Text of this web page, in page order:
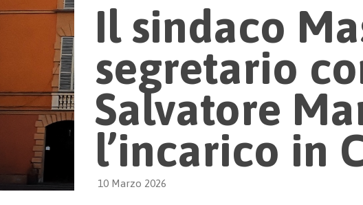
Il sindaco
segretario
Salvatore
l’incarico in
10 Marzo 2026